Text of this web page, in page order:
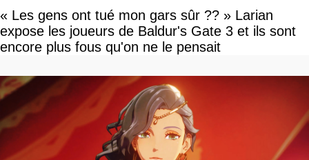
« Les gens ont tué mon gars sûr ?? » Larian
expose les joueurs de Baldur's Gate 3 et ils sont
encore plus fous qu'on ne le pensait